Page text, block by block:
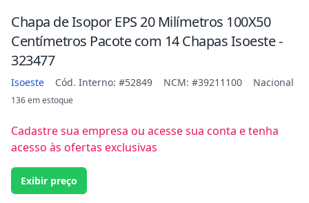
Chapa de Isopor EPS 20 Milímetros 100X50
Centímetros Pacote com 14 Chapas Isoeste -
323477
Isoeste Cód. Interno: #52849 NCM: #39211100 Nacional
136 em estoque
Cadastre sua empresa ou acesse sua conta e tenha
acesso às ofertas exclusivas
Exibir preço